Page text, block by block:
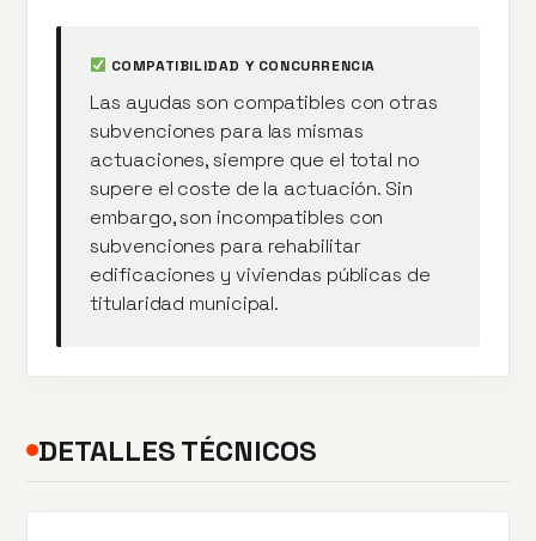
COMPATIBILIDAD Y CONCURRENCIA
Las ayudas son compatibles con otras
subvenciones para las mismas
actuaciones, siempre que el total no
supere el coste de la actuación. Sin
embargo, son incompatibles con
subvenciones para rehabilitar
edificaciones y viviendas públicas de
titularidad municipal.
DETALLES TÉCNICOS